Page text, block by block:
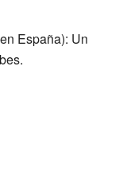
en España): Un